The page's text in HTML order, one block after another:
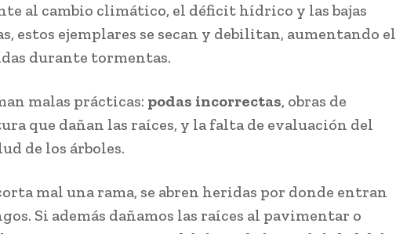
al cambio climático, el déficit hídrico y las bajas
estos ejemplares se secan y debilitan, aumentando el
durante tormentas.
malas prácticas: podas incorrectas, obras de
que dañan las raíces, y la falta de evaluación del
de los árboles.
mal una rama, se abren heridas por donde entran
Si además dañamos las raíces al pavimentar o